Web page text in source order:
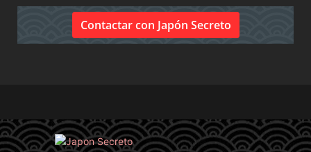
Contactar con Japón Secreto